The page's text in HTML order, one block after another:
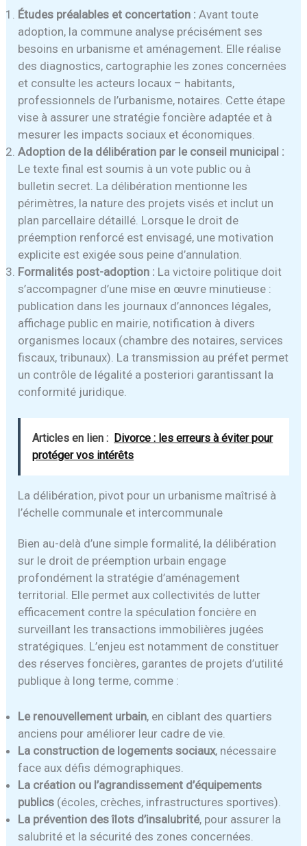
Études préalables et concertation : Avant toute
adoption, la commune analyse précisément ses
besoins en urbanisme et aménagement. Elle réalise
des diagnostics, cartographie les zones concernées
et consulte les acteurs locaux – habitants,
professionnels de l’urbanisme, notaires. Cette étape
vise à assurer une stratégie foncière adaptée et à
mesurer les impacts sociaux et économiques.
Adoption de la délibération par le conseil municipal :
Le texte final est soumis à un vote public ou à
bulletin secret. La délibération mentionne les
périmètres, la nature des projets visés et inclut un
plan parcellaire détaillé. Lorsque le droit de
préemption renforcé est envisagé, une motivation
explicite est exigée sous peine d’annulation.
Formalités post-adoption : La victoire politique doit
s’accompagner d’une mise en œuvre minutieuse :
publication dans les journaux d’annonces légales,
affichage public en mairie, notification à divers
organismes locaux (chambre des notaires, services
fiscaux, tribunaux). La transmission au préfet permet
un contrôle de légalité a posteriori garantissant la
conformité juridique.
Articles en lien : Divorce : les erreurs à éviter pour
protéger vos intérêts
La délibération, pivot pour un urbanisme maîtrisé à
l’échelle communale et intercommunale
Bien au-delà d’une simple formalité, la délibération
sur le droit de préemption urbain engage
profondément la stratégie d’aménagement
territorial. Elle permet aux collectivités de lutter
efficacement contre la spéculation foncière en
surveillant les transactions immobilières jugées
stratégiques. L’enjeu est notamment de constituer
des réserves foncières, garantes de projets d’utilité
publique à long terme, comme :
Le renouvellement urbain, en ciblant des quartiers
anciens pour améliorer leur cadre de vie.
La construction de logements sociaux, nécessaire
face aux défis démographiques.
La création ou l’agrandissement d’équipements
publics (écoles, crèches, infrastructures sportives).
La prévention des îlots d’insalubrité, pour assurer la
salubrité et la sécurité des zones concernées.